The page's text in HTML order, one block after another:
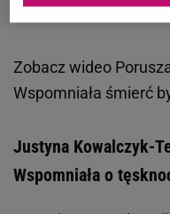
Zobacz wideo
Wspomniała śmierć
Justyna Kowalczyk-
Wspomniała o